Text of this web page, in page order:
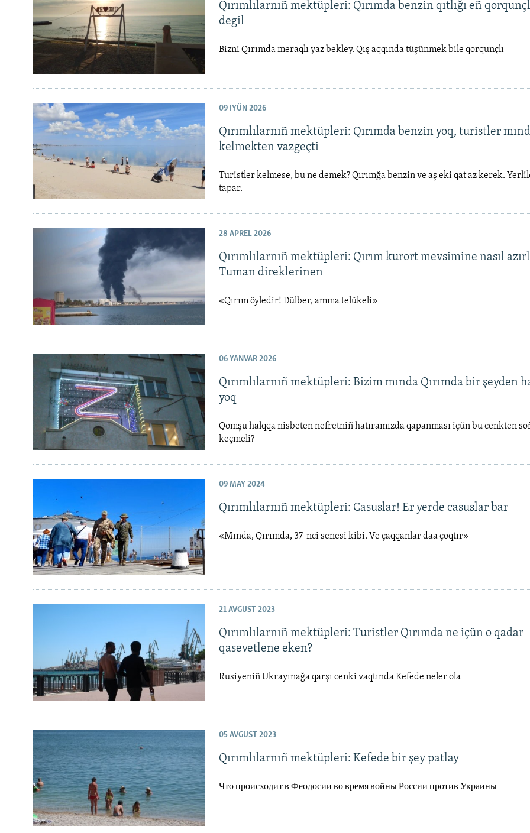
Qırımlılarnıñ mektüpleri: Qırımda benzin qıtlığı eñ
degil
Bizni Qırımda meraqlı yaz bekley. Qış aqqında tüşünmek bile qorqunçlı
09 IYÜN 2026
Qırımlılarnıñ mektüpleri: Qırımda benzin yoq, turistler
kelmekten vazgeçti
Turistler kelmese, bu ne demek? Qırımğa benzin ve aş eki qat az kerek.
tapar.
28 APREL 2026
Qırımlılarnıñ mektüpleri: Qırım kurort mevsimine nasıl
Tuman direklerinen
«Qırım öyledir! Dülber, amma telükeli»
06 YANVAR 2026
Qırımlılarnıñ mektüpleri: Bizim mında Qırımda bir şeyden
yoq
Qomşu halqqa nisbeten nefretniñ hatıramızda qapanması içün bu cenkten
keçmeli?
09 MAY 2024
Qırımlılarnıñ mektüpleri: Casuslar! Er yerde casuslar bar
«Mında, Qırımda, 37-nci senesi kibi. Ve çaqqanlar daa çoqtır»
21 AVGUST 2023
Qırımlılarnıñ mektüpleri: Turistler Qırımda ne içün o qadar
qasevetlene eken?
Rusiyeniñ Ukrayınağa qarşı cenki vaqtında Kefede neler ola
05 AVGUST 2023
Qırımlılarnıñ mektüpleri: Kefede bir şey patlay
Что происходит в Феодосии во время войны России против Украины